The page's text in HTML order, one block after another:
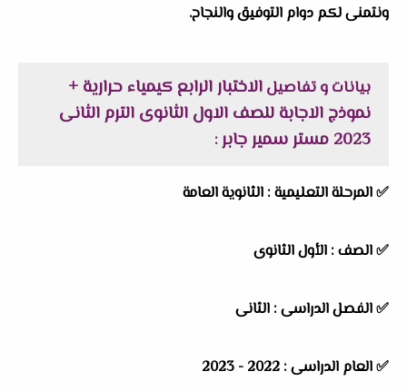
ونتمنى لكم دوام التوفيق والنجاح.
بيانات و تفاصيلالاختبار الرابع كيمياء حرارية +
نموذج الاجابة للصف الاول الثانوى الترم الثانى
2023 مستر سمير جابر
:
✅المرحلة التعليمية : الثانوية العامة
✅الصف : الأول الثانوى
✅الفصل الدراسى : الثانى
✅العام الدراسى :